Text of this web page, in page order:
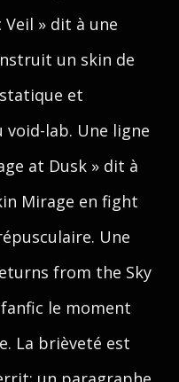
» dit à une
un skin de
et
void-lab. Une ligne
at Dusk » dit à
Mirage en fight
Une
from the Sky
le moment
La brièveté est